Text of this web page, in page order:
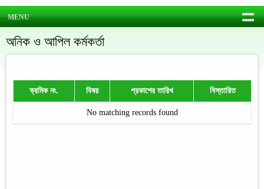
MENU
অনিক ও আপিল কর্মকর্তা
ক্রমিক নং. বিষয় প্রকাশের তারিখ বিস্তারিত
No matching records found